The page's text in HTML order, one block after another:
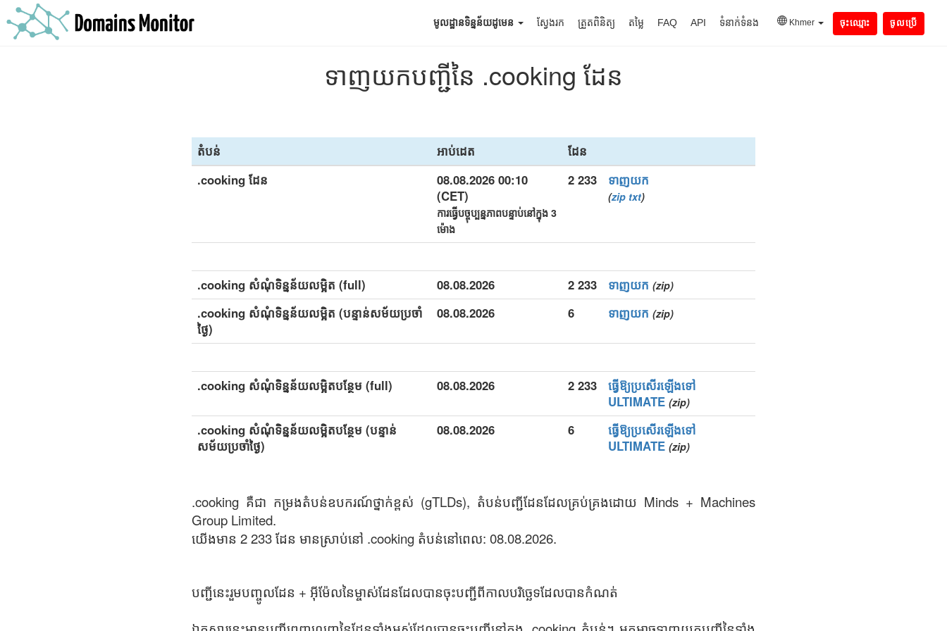
មូលដ្ឋានទិន្នន័យដូមេន ស្វែងរក ត្រួតពិនិត្យ តម្លៃ FAQ API ទំនាក់ទំនង Khmer ចុះឈ្មោះ ចូលប្រើ
ទាញយកបញ្ជីនៃ .cooking ដែន
តំបន់ អាប់ដេត
ដែន
.cooking ដែន
08.08.2026 00:10
(CET)
ការធ្វើបច្ចុប្បន្នភាពបន្ទាប់នៅក្នុង 3
ម៉ោង
2 233 ទាញយក
(zip txt)
.cooking សំណុំទិន្នន័យលម្អិត (full) 08.08.2026 2 233 ទាញយក (zip)
.cooking សំណុំទិន្នន័យលម្អិត (បន្ទាន់សម័យប្រចាំ
ថ្ងៃ)
08.08.2026 6 ទាញយក (zip)
.cooking សំណុំទិន្នន័យលម្អិតបន្ថែម (full) 08.08.2026 2 233
ធ្វើឱ្យប្រសើរឡើងទៅ
ULTIMATE (zip)
.cooking សំណុំទិន្នន័យលម្អិតបន្ថែម (បន្ទាន់
សម័យប្រចាំថ្ងៃ)
08.08.2026 6
ធ្វើឱ្យប្រសើរឡើងទៅ
ULTIMATE (zip)
.cooking គឺជា កម្រងតំបន់ឧបករណ៍ថ្នាក់ខ្ពស់ (gTLDs), តំបន់បញ្ជីដែនដែលគ្រប់គ្រងដោយ Minds + Machines
Group Limited.
យើងមាន 2 233 ដែន មានស្រាប់នៅ .cooking តំបន់នៅពេល: 08.08.2026.
បញ្ជីនេះរួមបញ្ចូលដែន + អ៊ីម៉ែលនៃម្ចាស់ដែនដែលបានចុះបញ្ជីពីកាលបរិច្ឆេទដែលបានកំណត់